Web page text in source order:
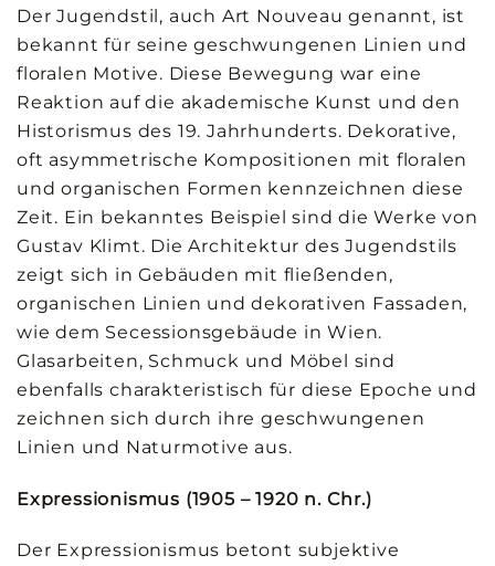
Der Jugendstil, auch Art Nouveau genannt, ist
bekannt für seine geschwungenen Linien und
floralen Motive. Diese Bewegung war eine
Reaktion auf die akademische Kunst und den
Historismus des 19. Jahrhunderts. Dekorative,
oft asymmetrische Kompositionen mit floralen
und organischen Formen kennzeichnen diese
Zeit. Ein bekanntes Beispiel sind die Werke von
Gustav Klimt. Die Architektur des Jugendstils
zeigt sich in Gebäuden mit fließenden,
organischen Linien und dekorativen Fassaden,
wie dem Secessionsgebäude in Wien.
Glasarbeiten, Schmuck und Möbel sind
ebenfalls charakteristisch für diese Epoche und
zeichnen sich durch ihre geschwungenen
Linien und Naturmotive aus.
Expressionismus (1905 – 1920 n. Chr.)
Der Expressionismus betont subjektive